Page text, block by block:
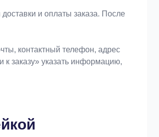
и оплаты заказа. После
контактный телефон, адрес
к заказу» указать информацию,